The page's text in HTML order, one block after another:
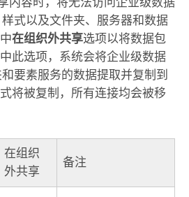
式以及文件夹、服务器和数据
在组织外共享选项以将数据包
此选项，系统会将企业级数据
要素服务的数据提取并复制到
将被复制，所有连接均会被移
在组织
外共享
备注